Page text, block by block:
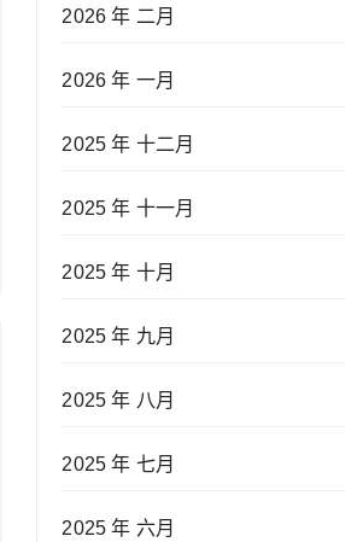
2026 年 二月
2026 年 一月
2025 年 十二月
2025 年 十一月
2025 年 十月
2025 年 九月
2025 年 八月
2025 年 七月
2025 年 六月